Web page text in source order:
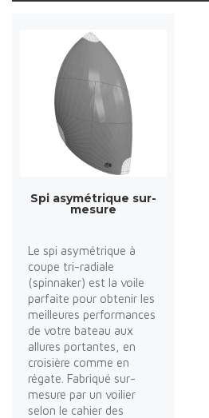
Spi asymétrique sur-
mesure
Le spi asymétrique à
coupe tri-radiale
(spinnaker) est la voile
parfaite pour obtenir les
meilleures performances
de votre bateau aux
allures portantes, en
croisière comme en
régate. Fabriqué sur-
mesure par un voilier
selon le cahier des